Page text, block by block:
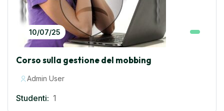
10/07/25
Corso sulla gestione del mobbing
Admin User
Studenti: 1